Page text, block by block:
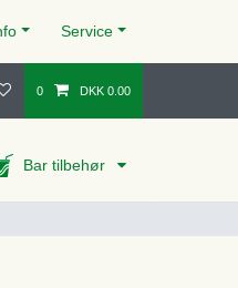
Service
0 DKK 0.00
Bar tilbehør